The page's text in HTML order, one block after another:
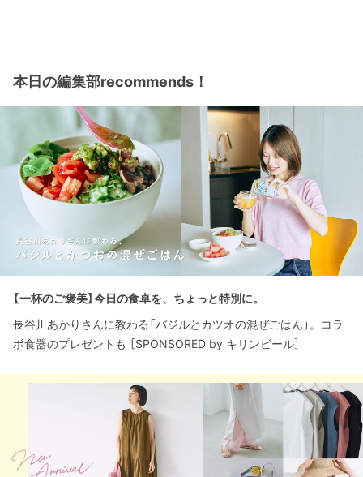
本日の編集部recommends！
【一杯のご褒美】今日の食卓を、ちょっと特別に。
長谷川あかりさんに教わる「バジルとカツオの混ぜごはん」。コラ
ボ食器のプレゼントも ［SPONSORED by キリンビール］